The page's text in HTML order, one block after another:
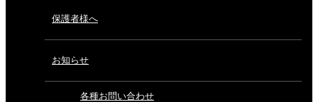
保護者様へ
お知らせ
各種お問い合わせ